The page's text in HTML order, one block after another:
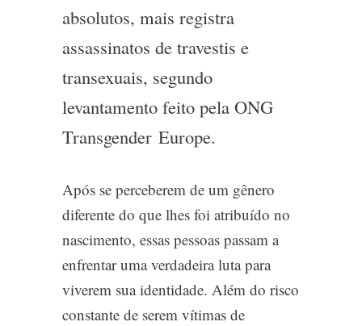
absolutos, mais registra
assassinatos de travestis e
transexuais, segundo
levantamento feito pela ONG
Transgender Europe.
Após se perceberem de um gênero
diferente do que lhes foi atribuído no
nascimento, essas pessoas passam a
enfrentar uma verdadeira luta para
viverem sua identidade. Além do risco
constante de serem vítimas de